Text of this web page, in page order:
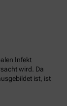
Infekt
wird. Da
ist, ist